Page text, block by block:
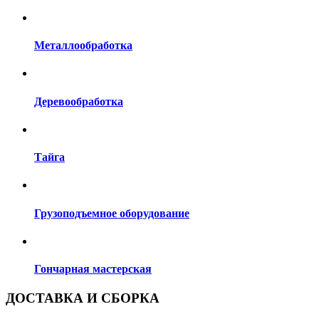
Металлообработка
Деревообработка
Тайга
Грузоподъемное оборудование
Гончарная мастерская
ДОСТАВКА И СБОРКА